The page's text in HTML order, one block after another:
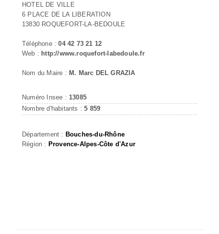
HOTEL DE VILLE
6 PLACE DE LA LIBERATION
13830 ROQUEFORT-LA-BEDOULE
Téléphone :04 42 73 21 12
Web : http://www.roquefort-labedoule.fr
Nom du Maire : M. Marc DEL GRAZIA
Numéro Insee : 13085
Nombre d'habitants :5 859
Département : Bouches-du-Rhône
Région : Provence-Alpes-Côte d'Azur